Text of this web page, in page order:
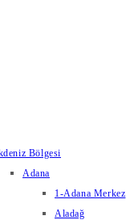
Bölgesi
Adana
1-Adana Merkez
Aladağ